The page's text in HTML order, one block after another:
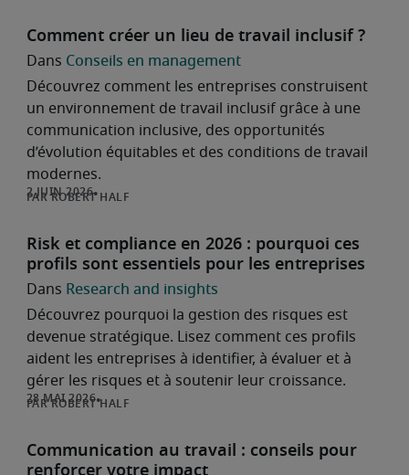
Comment créer un lieu de travail inclusif ?
Découvrez comment les entreprises construisent
un environnement de travail inclusif grâce à une
communication inclusive, des opportunités
d’évolution équitables et des conditions de travail
modernes.
Conseils en management
ROBERT HALF
Risk et compliance en 2026 : pourquoi ces
profils sont essentiels pour les entreprises
Découvrez pourquoi la gestion des risques est
devenue stratégique. Lisez comment ces profils
aident les entreprises à identifier, à évaluer et à
gérer les risques et à soutenir leur croissance.
Research and insights
ROBERT HALF
Communication au travail : conseils pour
renforcer votre impact